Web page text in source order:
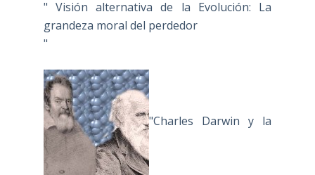
" Visión alternativa de la Evolución: La
grandeza moral del perdedor
"
"Charles Darwin y la